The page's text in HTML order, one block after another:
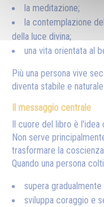
la meditazione;
la contemplazione
della luce divina;
una vita orientata al
Più una persona vive
diventa stabile e naturale.
Il messaggio centrale
Il cuore del libro è l'idea
Non serve
trasformare la
Quando una persona
supera
sviluppa coraggio e